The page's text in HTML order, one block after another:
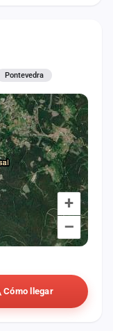
Pontevedra
+
–
Cómo llegar